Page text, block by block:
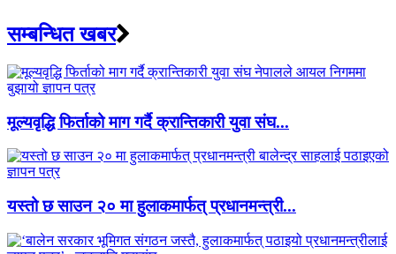
सम्बन्धित खबर
मूल्यवृद्धि फिर्ताको माग गर्दै क्रान्तिकारी युवा संघ...
यस्तो छ साउन २० मा हुलाकमार्फत् प्रधानमन्त्री...